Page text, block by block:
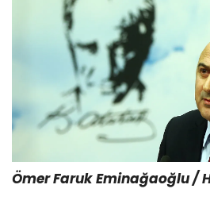
Ömer Faruk Eminağaoğlu /